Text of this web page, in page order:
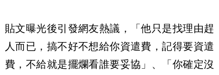
貼文曝光後引發網友熱議，「他只是找理由趕
人而已，搞不好不想給你資遣費，記得要資遣
費，不給就是擺爛看誰要妥協」、「你確定沒